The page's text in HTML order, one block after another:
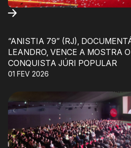
“ANISTIA 79” (RJ),
LEANDRO, VENCE A MOSTRA
CONQUISTA JÚRI POPULAR
01 FEV 2026